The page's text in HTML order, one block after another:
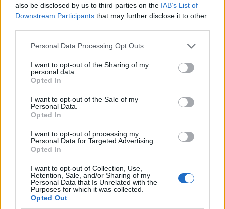
also be disclosed by us to third parties on the IAB’s List of
Downstream Participants that may further disclose it to other
Please note that this website/app uses one or more Google
not limited to your visit or usage behaviour. You may click to
grant or deny consent to Google and its third-party tags to
use your data for below specified purposes in below Google
consent section.
Personal Data Processing Opt Outs
I want to opt-out of the Sharing of my
personal data.
Opted In
I want to opt-out of the Sale of my
Personal Data.
Opted In
I want to opt-out of processing my
Personal Data for Targeted Advertising.
Opted In
I want to opt-out of Collection, Use,
Retention, Sale, and/or Sharing of my
Personal Data that Is Unrelated with the
Purposes for which it was collected.
Opted Out
ha nem a nyugdíjasok juttatták győzelemhez, az
még kínosabb, ezek szerint az ország húzóerejét
alkotó 20-50 éves korosztályt ez izgatja?
Morfcake
14 éve
Azoknak akik szerint nem az idősebb korosztály
szavaz, ajánlom a upc facebook oldalán lévő régebbi
interjút, azt hiszem a VV főnök (producer vagy mi)
Rubin Kristóffal. Ott elmondja a fickó, hogy nagyon
sok szavazat jön vonalas telefonokról, vagyis az
idősebbektől.
Az meg, hogy VV vagy CSSZ szerintem tök mindegy.
é3hesvagyok